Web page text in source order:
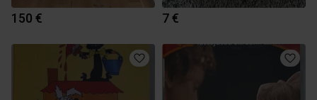
150 € 7 €